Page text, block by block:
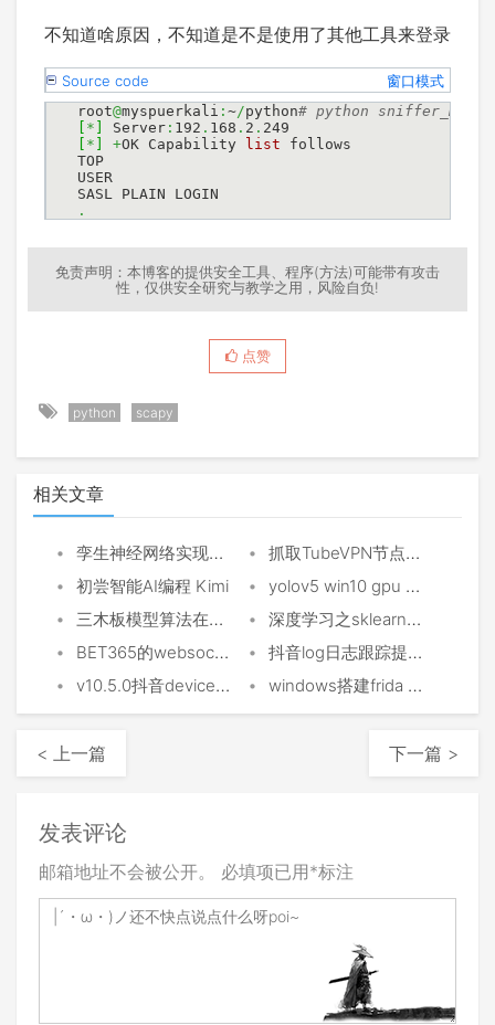
不知道啥原因，不知道是不是使用了其他工具来登录
Source code 窗口模式
root@myspuerkali : ~/python
* Server : 192 . 168 . 2 .
* +OK Capability list follows
TOP
USER
.
免责声明：本博客的提供安全工具、程序(方法)可能带有攻击
性，仅供安全研究与教学之用，风险自负!
点赞
python scapy
相关文章
• 孪生神经网络实现的点选验证码 • 抓取TubeVPN节点，然后出订阅
• 初尝智能AI编程 Kimi • yolov5 win10 gpu 初探目标识别过滑块验证码
• 三木板模型算法在足球上运用 • 深度学习之sklearn决策树
• BET365的websocket实时数据采集分析 • 抖音log日志跟踪提交分析
• v10.5.0抖音device_register解密参数 • windows搭建frida hook环境
< 上一篇 下一篇 >
发表评论
邮箱地址不会被公开。 必填项已用*标注